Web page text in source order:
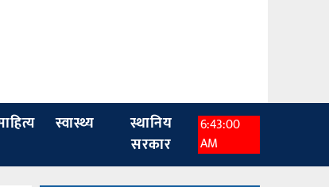
स्वास्थ्य
स्थानिय
सरकार
6:43:01
AM